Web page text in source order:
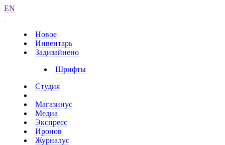
EN
Новое
Инвентарь
Задизайнено
Шрифты
Студия
Магазинус
Медиа
Экспресс
Иронов
Журналус